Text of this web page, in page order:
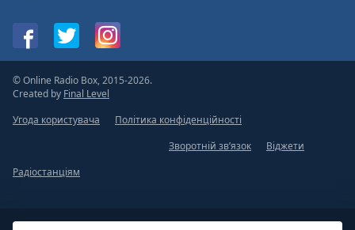
© Online Radio Box, 2015-2026.
Created by Final Level
Угода користувача
Політика конфіденційності
Зворотній зв’язок
Віджети
Радіостанціям